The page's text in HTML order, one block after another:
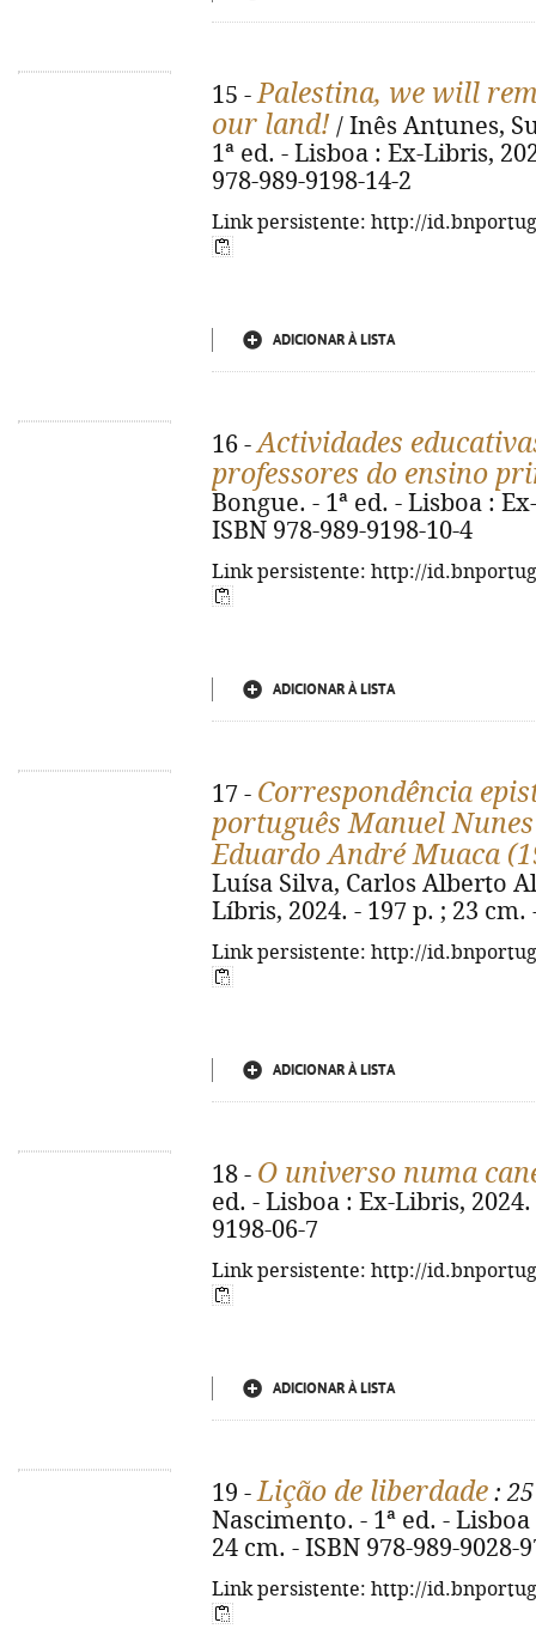
15 -Palestina, we will
our land! / Inês Antunes,
1ª ed. - Lisboa : Ex-Libris,
978-989-9198-14-2
Link persistente: http://
ADICIONAR À LISTA
16 -Actividades
professores do ensino
Bongue. - 1ª ed. - Lisboa :
ISBN 978-989-9198-10-4
Link persistente: http://
ADICIONAR À LISTA
17 - Correspondência
português Manuel
Eduardo André Muaca
Luísa Silva, Carlos Alberto
Líbris, 2024. - 197 p. ; 23 cm.
Link persistente: http://
ADICIONAR À LISTA
18 - O universo numa
ed. - Lisboa : Ex-Libris,
9198-06-7
Link persistente: http://
ADICIONAR À LISTA
19 -Lição de liberdade :
Nascimento. - 1ª ed. -
24 cm. - ISBN 978-989-9028-
Link persistente: http://